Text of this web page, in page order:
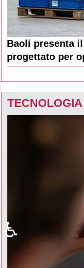
Baoli presenta
progettato per
TECNOLOGIA